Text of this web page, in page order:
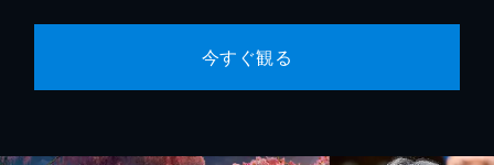
今すぐ観る